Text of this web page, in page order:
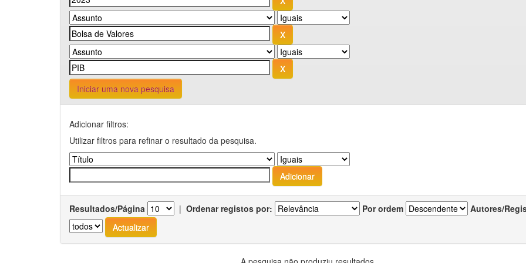
Iniciar uma nova pesquisa
Adicionar filtros:
Utilizar filtros para refinar o resultado da pesquisa.
Resultados/Página | Ordenar registos por: Por ordem Autores/